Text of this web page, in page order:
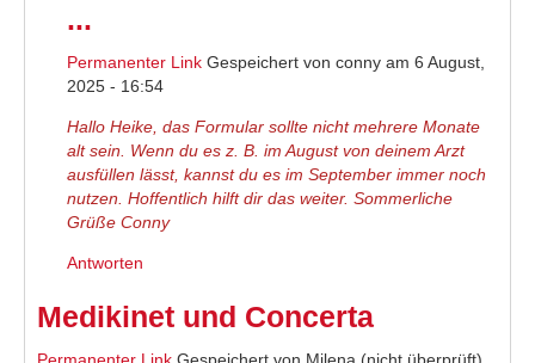
...
Permanenter Link Gespeichert von conny am 6 August,
2025 - 16:54
Hallo Heike, das Formular sollte nicht mehrere Monate
alt sein. Wenn du es z. B. im August von deinem Arzt
ausfüllen lässt, kannst du es im September immer noch
nutzen. Hoffentlich hilft dir das weiter. Sommerliche
Grüße Conny
Antworten
Medikinet und Concerta